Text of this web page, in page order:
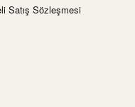
Satış Sözleşmesi